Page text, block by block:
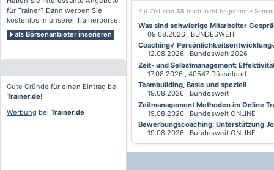
für Trainer? Dann werben Sie
kostenlos in unserer Trainerbörse!
als Börsenanbieter inserieren
Gute Gründe für einen Eintrag bei
Trainer.de!
Werbung bei Trainer.de
Zur Zeit sind 38 noch nicht begonnene
Was sind schwierige Mitarbeiter
09.08.2026 , BUNDESWEIT
Coaching√
12.08.2026 , Bundesweit 2026
Zeit- und Selbstmanagement:
17.08.2026 , 40547 Düsseldorf
Teambuilding, Basic und speziell
19.08.2026 , Bundesweit
Zeitmanagement Methoden im Online
19.08.2026 , Bundesweit ONLINE
Bewerbungscoaching: Unterstützung
19.08.2026 , Bundesweit ONLINE